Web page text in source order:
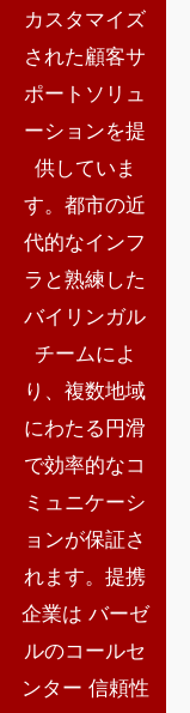
カスタマイズ
された顧客サ
ポートソリュ
ーションを提
供していま
す。都市の近
代的なインフ
ラと熟練した
バイリンガル
チームによ
り、複数地域
にわたる円滑
で効率的なコ
ミュニケーシ
ョンが保証さ
れます。提携
企業は バーゼ
ルのコールセ
ンター 信頼性